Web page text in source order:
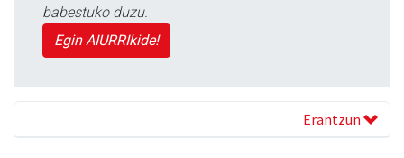
babestuko duzu.
Egin AIURRIkide!
Erantzun